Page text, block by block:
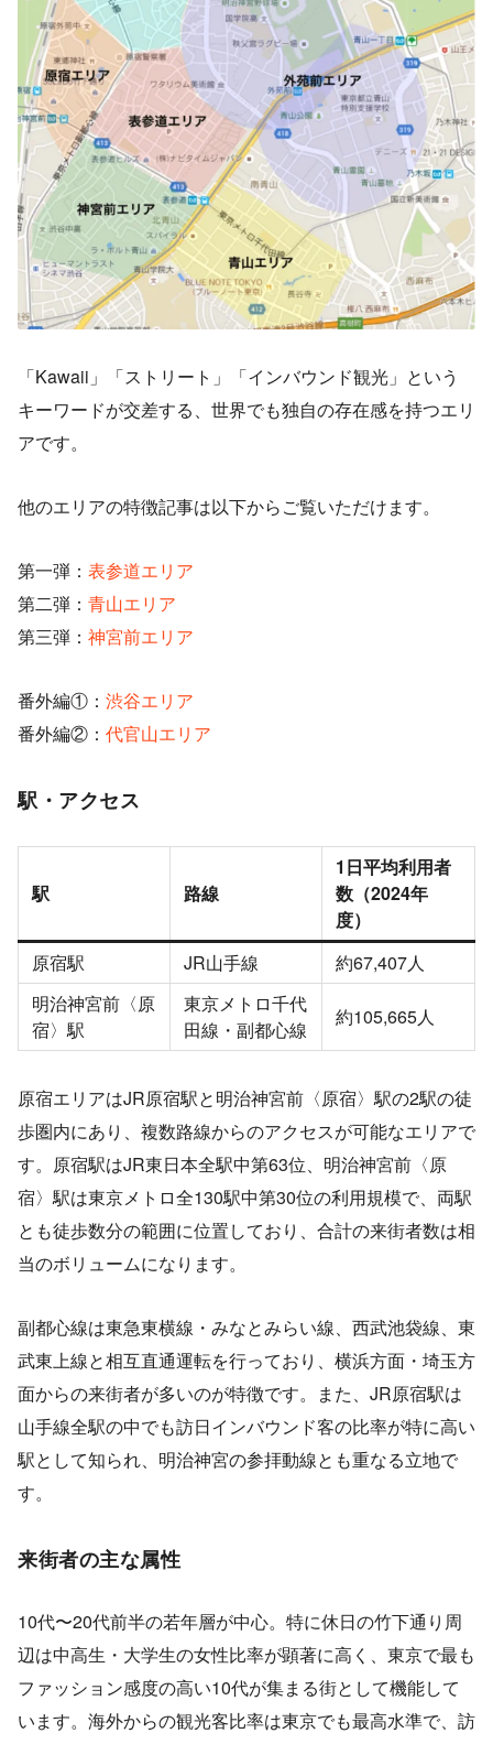
「Kawaii」「ストリート」「インバウンド観光」という
キーワードが交差する、世界でも独自の存在感を持つエリ
アです。
他のエリアの特徴記事は以下からご覧いただけます。
第一弾： 表参道エリア
第二弾： 青山エリア
第三弾： 神宮前エリア
番外編①： 渋谷エリア
番外編②： 代官山エリア
駅・アクセス
駅 路線
1日平均利用者
数（2024年
度）
原宿駅
JR山手線
約67,407人
明治神宮前〈原
宿〉駅
東京メトロ千代
田線・副都心線
約105,665人
原宿エリアはJR原宿駅と明治神宮前〈原宿〉駅の2駅の徒
歩圏内にあり、複数路線からのアクセスが可能なエリアで
す。原宿駅はJR東日本全駅中第63位、明治神宮前〈原
宿〉駅は東京メトロ全130駅中第30位の利用規模で、両駅
とも徒歩数分の範囲に位置しており、合計の来街者数は相
当のボリュームになります。
副都心線は東急東横線・みなとみらい線、西武池袋線、東
武東上線と相互直通運転を行っており、横浜方面・埼玉方
面からの来街者が多いのが特徴です。また、JR原宿駅は
山手線全駅の中でも訪日インバウンド客の比率が特に高い
駅として知られ、明治神宮の参拝動線とも重なる立地で
す。
来街者の主な属性
10代〜20代前半の若年層が中心。特に休日の竹下通り周
辺は中高生・大学生の女性比率が顕著に高く、東京で最も
ファッション感度の高い10代が集まる街として機能して
います。海外からの観光客比率は東京でも最高水準で、訪